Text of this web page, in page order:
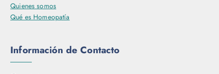
Quienes somos
Qué es Homeopatía
Información de Contacto